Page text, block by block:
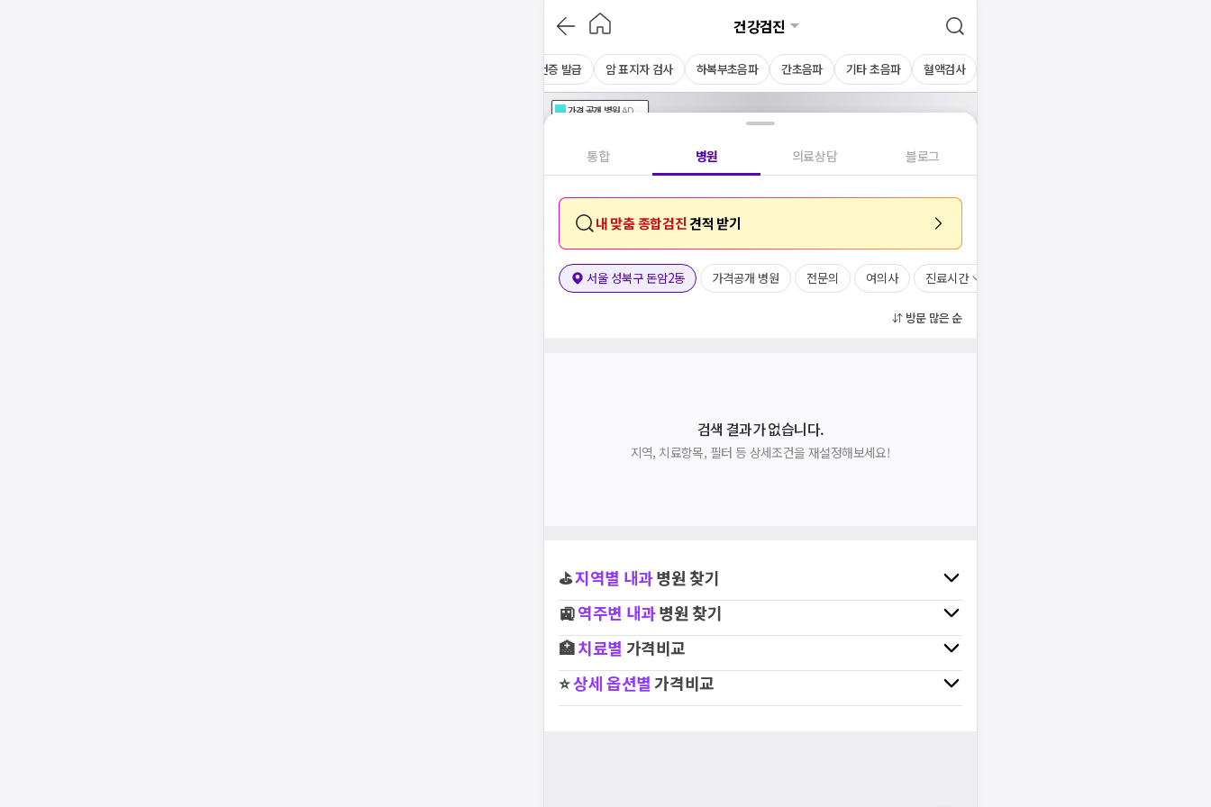
건강검진
보건증 발급 암 표지자 검사 하복부초음파 간초음파 기타 초음파 혈액검사
가격공개 병원AD
통합 병원 의료상담 블로그
내 맞춤 종합검진 견적 받기
서울 성북구 돈암2동 가격공개 병원 전문의 여의사 진료시간
방문 많은 순
검색 결과가 없습니다.
지역, 치료항목, 필터 등 상세조건을 재설정해보세요!
⛳지역별 내과병원 찾기
🚉역주변 내과병원 찾기
🏥치료별 가격비교
⭐상세 옵션별가격비교